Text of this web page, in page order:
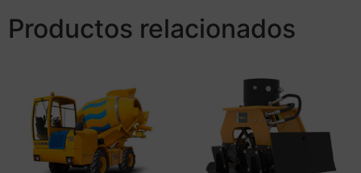
Productos relacionados